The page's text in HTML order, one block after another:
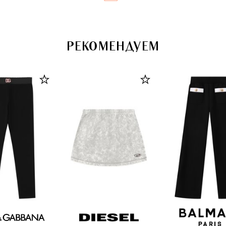
РЕКОМЕНДУЕМ